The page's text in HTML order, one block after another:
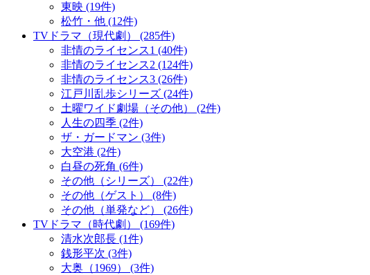
東映 (19件)
松竹・他 (12件)
TVドラマ（現代劇） (285件)
非情のライセンス1 (40件)
非情のライセンス2 (124件)
非情のライセンス3 (26件)
江戸川乱歩シリーズ (24件)
土曜ワイド劇場（その他） (2件)
人生の四季 (2件)
ザ・ガードマン (3件)
大空港 (2件)
白昼の死角 (6件)
その他（シリーズ） (22件)
その他（ゲスト） (8件)
その他（単発など） (26件)
TVドラマ（時代劇） (169件)
清水次郎長 (1件)
銭形平次 (3件)
大奥（1969） (3件)